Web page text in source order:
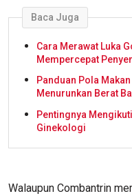
Baca Juga
Cara Merawat Luka
Mempercepat
Panduan Pola
Menurunkan Berat
Pentingnya
Ginekologi
Walaupun Combantrin